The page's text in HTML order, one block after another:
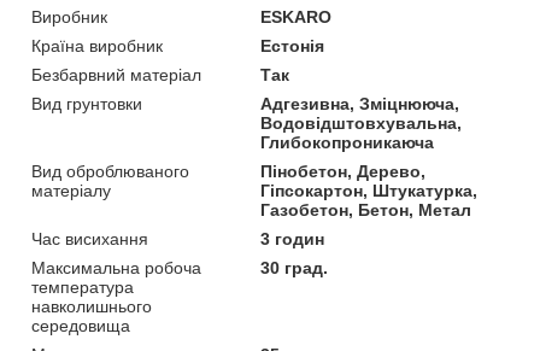
Виробник
ESKARO
Країна виробник
Естонія
Безбарвний матеріал
Так
Вид грунтовки
Адгезивна, Зміцнююча,
Водовідштовхувальна,
Глибокопроникаюча
Вид оброблюваного
матеріалу
Пінобетон, Дерево,
Гіпсокартон, Штукатурка,
Газобетон, Бетон, Метал
Час висихання
3 годин
Максимальна робоча
температура
навколишнього
середовища
30 град.